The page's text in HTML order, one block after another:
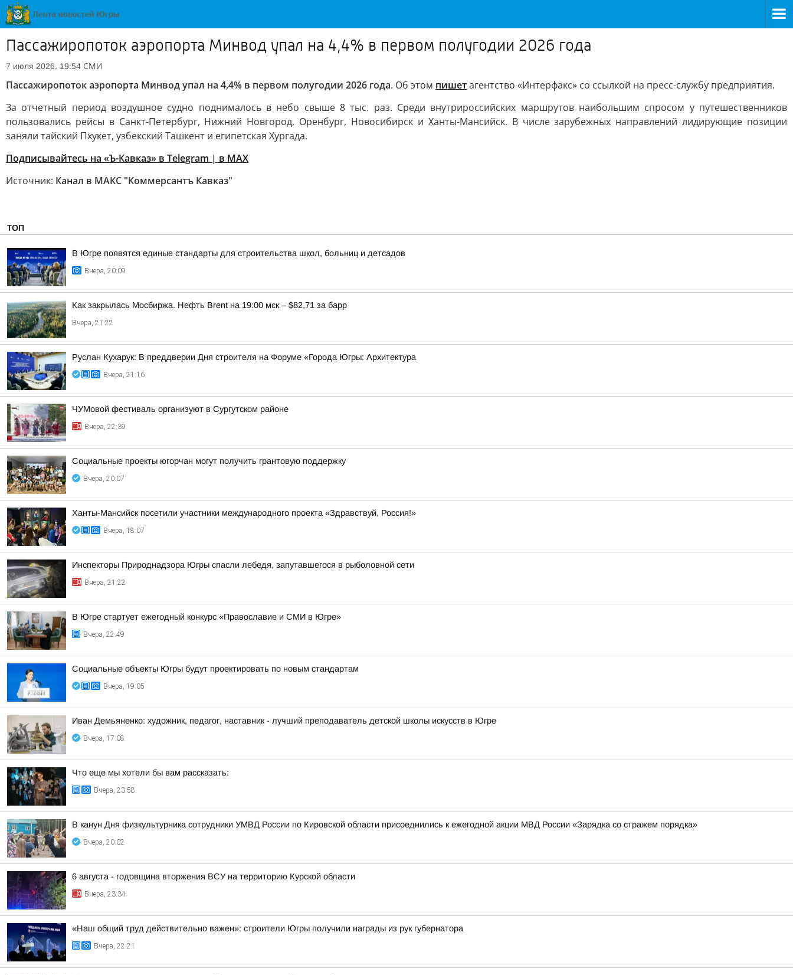
Пассажиропоток аэропорта Минвод упал на 4,4% в первом полугодии 2026 года
7 июля 2026, 19:54 СМИ
Пассажиропоток аэропорта Минвод упал на 4,4% в первом полугодии 2026 года. Об этом пишетагентство «Интерфакс» со ссылкой на пресс-службу предприятия.
За отчетный период воздушное судно поднималось в небо свыше 8 тыс. раз. Среди внутрироссийских маршрутов наибольшим спросом у путешественников
пользовались рейсы в Санкт-Петербург, Нижний Новгород, Оренбург, Новосибирск и Ханты-Мансийск. В числе зарубежных направлений лидирующие позиции
заняли тайский Пхукет, узбекский Ташкент и египетская Хургада.
Подписывайтесь на «Ъ-Кавказ» в Telegram | в MAX
Источник: Канал в МАКС "Коммерсантъ Кавказ"
ТОП
В Югре появятся единые стандарты для строительства школ, больниц и детсадов
Вчера, 20:09
Как закрылась Мосбиржа. Нефть Brent на 19:00 мск – $82,71 за барр
Вчера, 21:22
Руслан Кухарук: В преддверии Дня строителя на Форуме «Города Югры: Архитектура
Вчера, 21:16
ЧУМовой фестиваль организуют в Сургутском районе
Вчера, 22:39
Социальные проекты югорчан могут получить грантовую поддержку
Вчера, 20:07
Ханты-Мансийск посетили участники международного проекта «Здравствуй, Россия!»
Вчера, 18:07
Инспекторы Природнадзора Югры спасли лебедя, запутавшегося в рыболовной сети
Вчера, 21:22
В Югре стартует ежегодный конкурс «Православие и СМИ в Югре»
Вчера, 22:49
Социальные объекты Югры будут проектировать по новым стандартам
Вчера, 19:05
Иван Демьяненко: художник, педагог, наставник - лучший преподаватель детской школы искусств в Югре
Вчера, 17:08
Что еще мы хотели бы вам рассказать:
Вчера, 23:58
В канун Дня физкультурника сотрудники УМВД России по Кировской области присоеднились к ежегодной акции МВД России «Зарядка со стражем порядка»
Вчера, 20:02
6 августа - годовщина вторжения ВСУ на территорию Курской области
Вчера, 23:34
«Наш общий труд действительно важен»: строители Югры получили награды из рук губернатора
Вчера, 22:21